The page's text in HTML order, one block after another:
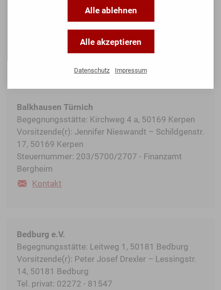
Vorsitzende(r): Hans Werner Breuer – Kendenicher
Str. 53, 50354 Hürth
Tel. Begegnungsstätte: 02233 42337
Balkhausen Türnich
Begegnungsstätte: Kirchweg 4 a, 50169 Kerpen
Vorsitzende(r): Jennifer Nieswandt – Schildgenstr.
17, 50169 Kerpen
Steuernummer: 203/5700/2707 - Finanzamt
Bergheim
Kontakt
Bedburg e.V.
Begegnungsstätte: Leitweg 1, 50181 Bedburg
Vorsitzende(r): Peter Josef Drexler – Lessingstr.
14, 50181 Bedburg
Tel. privat: 02272 - 81547
Datenschutz Impressum
Alle ablehnen
Alle akzeptieren